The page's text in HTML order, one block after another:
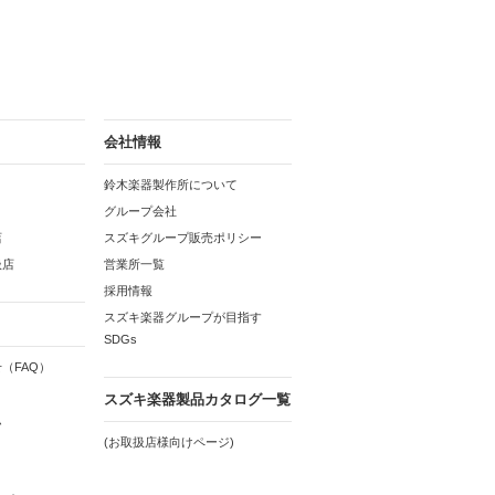
店
FAQ）
会社情報
鈴木楽器製作所について
グループ会社
スズキグループ販売ポリシー
営業所一覧
採用情報
スズキ楽器グループが目指す
SDGs
スズキ楽器製品カタログ一覧
(お取扱店様向けページ)